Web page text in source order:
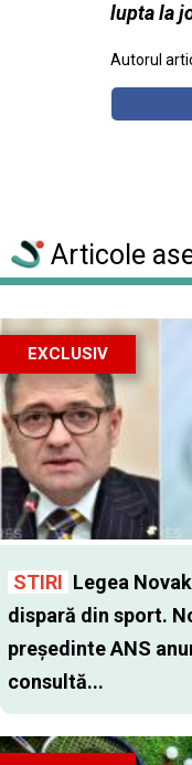
lupta la
Autorul
Articole
EXCLUSIV
STIRI Legea
dispară din sport.
preşedinte ANS
consultă...